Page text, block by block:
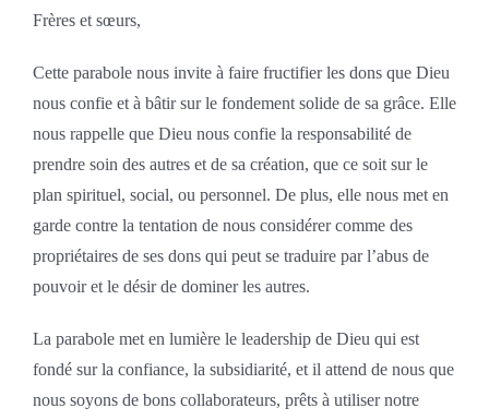
Frères et sœurs,
Cette parabole nous invite à faire fructifier les dons que Dieu
nous confie et à bâtir sur le fondement solide de sa grâce. Elle
nous rappelle que Dieu nous confie la responsabilité de
prendre soin des autres et de sa création, que ce soit sur le
plan spirituel, social, ou personnel. De plus, elle nous met en
garde contre la tentation de nous considérer comme des
propriétaires de ses dons qui peut se traduire par l’abus de
pouvoir et le désir de dominer les autres.
La parabole met en lumière le leadership de Dieu qui est
fondé sur la confiance, la subsidiarité, et il attend de nous que
nous soyons de bons collaborateurs, prêts à utiliser notre